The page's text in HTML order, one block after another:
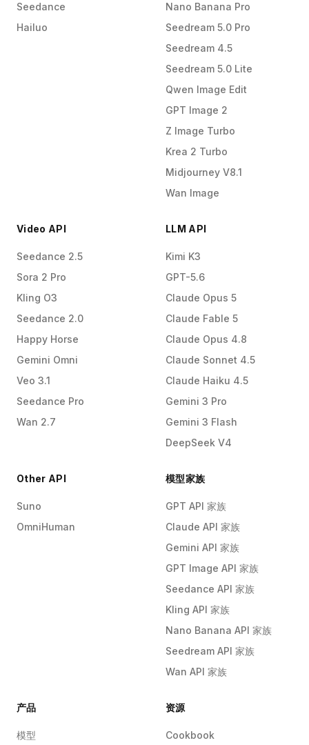
Seedance
Hailuo
Nano Banana Pro
Seedream 5.0 Pro
Seedream 4.5
Seedream 5.0 Lite
Qwen Image Edit
GPT Image 2
Z Image Turbo
Krea 2 Turbo
Midjourney V8.1
Wan Image
Video API
Seedance 2.5
Sora 2 Pro
Kling O3
Seedance 2.0
Happy Horse
Gemini Omni
Veo 3.1
Seedance Pro
Wan 2.7
LLM API
Kimi K3
GPT-5.6
Claude Opus 5
Claude Fable 5
Claude Opus 4.8
Claude Sonnet 4.5
Claude Haiku 4.5
Gemini 3 Pro
Gemini 3 Flash
DeepSeek V4
Other API
Suno
OmniHuman
模型家族
GPT API 家族
Claude API 家族
Gemini API 家族
GPT Image API 家族
Seedance API 家族
Kling API 家族
Nano Banana API 家族
Seedream API 家族
Wan API 家族
产品
模型
资源
Cookbook